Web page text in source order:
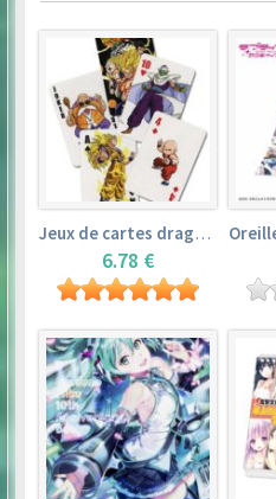
Jeux de cartes dragon ball
6.78 €